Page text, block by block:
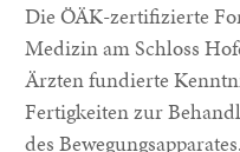
Die ÖÄK-zertifizierte
Medizin am Schloss
Ärzten fundierte
Fertigkeiten zur
des